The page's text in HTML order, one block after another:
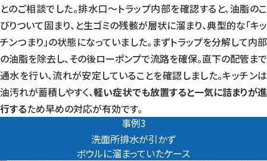
とのご相談でした。排水口〜トラップ内部を確認すると、油脂のこ
びりついて固まり、と生ゴミの残骸が層状に溜まり、典型的な「キッ
チンつまり」の状態になっていました。まずトラップを分解して内部
の油脂を除去し、その後ローポンプで流路を確保。直下の配管まで
通水を行い、流れが安定していることを確認しました。キッチンは
油汚れが蓄積しやすく、軽い症状でも放置すると一気に詰まりが進
行するため早めの対応が有効です。
事例3
洗面所排水が引かず
ボウルに溜まっていたケース